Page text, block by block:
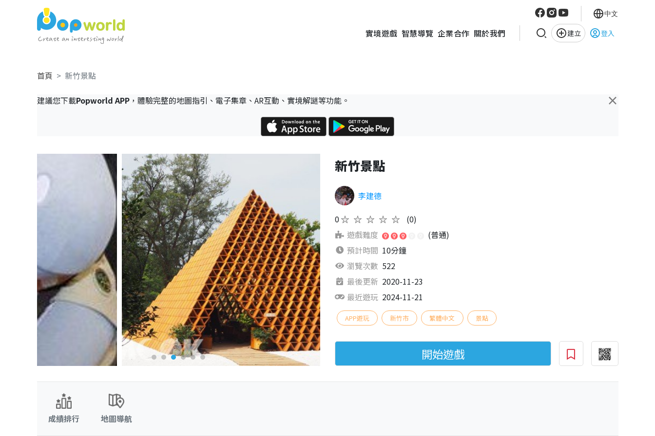
實境遊戲 智慧導覽 企業合作 關於我們 建立 登入
中文
首頁 新竹景點
×
建議您下載Popworld APP，體驗完整的地圖指引、電子集章、AR互動、實境解謎等功能。
新竹景點
李建德
0★★★★★
(0)
遊戲難度
(普通)
預計時間 10分鐘
瀏覽次數 522
最後更新 2020-11-23
最近遊玩 2024-11-21
APP遊玩 新竹市 繁體中文 景點
開始遊戲
成績排行 地圖導航